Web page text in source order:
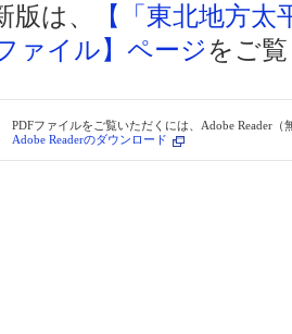
は、
【「東北地方
ァイル】ページをご
PDFファイルをご覧いただくには、Adobe Reader（
Adobe Readerのダウンロード